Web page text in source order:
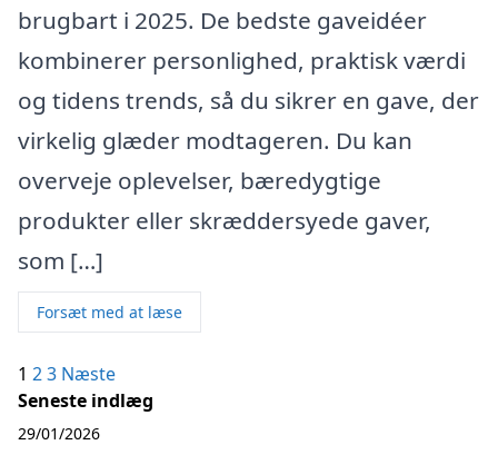
brugbart i 2025. De bedste gaveidéer
kombinerer personlighed, praktisk værdi
og tidens trends, så du sikrer en gave, der
virkelig glæder modtageren. Du kan
overveje oplevelser, bæredygtige
produkter eller skræddersyede gaver,
som […]
Forsæt med at læse
Indlægsinddeling
1 23 Næste
Seneste indlæg
29/01/2026